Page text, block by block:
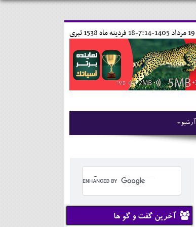
18 فردينه ماه 1538 تبری
آرشیو
آخرین گفت و گو ها